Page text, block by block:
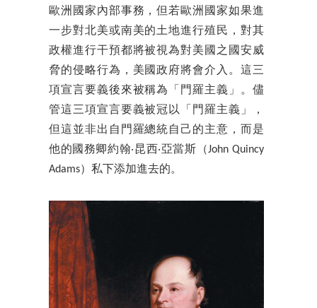
歐洲國家內部事務，但若歐洲國家如果進
一步對北美或南美的土地進行殖民，對其
政權進行干預都將被視為對美國之國安威
脅的侵略行為，美國政府將會介入。這三
項宣言要義後來被稱為「門羅主義」。儘
管這三項宣言要義被冠以「門羅主義」，
但這並非出自門羅總統自己的主意，而是
他的國務卿約翰‧昆西‧亞當斯（John Quincy
Adams）私下添加進去的。